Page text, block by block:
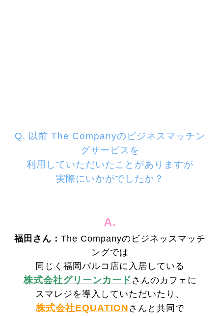
Q. 以前 The Companyの ビジネスマッチン
グサービスを
利用していただいたことがありますが
実際にいかがでしたか？
A.
福田さん： The Companyのビジネッスマッチ
ングでは
同じく福岡パルコ店に入居している
株式会社グリーンカード さんのカフェに
スマレジを導入していただいたり、
株式会社EQUATION さんと共同で